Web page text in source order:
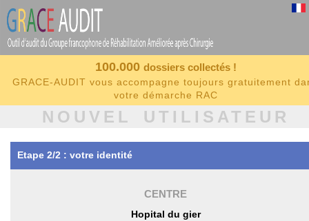
100.000 dossiers collectés !
GRACE-AUDIT vous accompagne toujours gratuitement
votre démarche RAC
NOUVEL UTILISATEUR
Etape 2/2 : votre identité
CENTRE
Hopital du gier